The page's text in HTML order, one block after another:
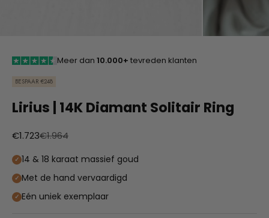
Meer dan 10.000+ tevreden klanten
BESPAAR €248
Lirius | 14K Diamant Solitair Ring
Aanbiedingsprijs
€1.723Normale prijs
€1.964
14 & 18 karaat massief goud
Met de hand vervaardigd
Eén uniek exemplaar